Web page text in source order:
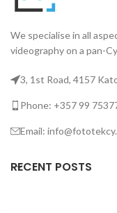
We specialise in all
videography on a pan-
3, 1st Road, 4157
Phone: +357 99
Email:
RECENT POSTS